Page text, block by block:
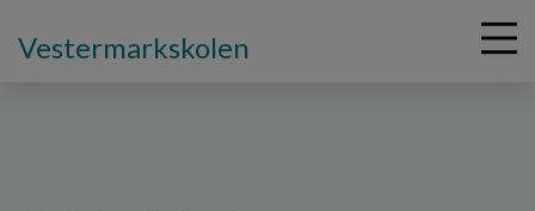
Vestermarkskolen